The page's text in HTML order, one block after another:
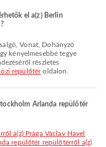
el a(z) Berlin
kényelmesebbé tegye
részletes
repülőtéroldalon.
Arlanda repülőtér
repülőtér repülőtérről a(z)